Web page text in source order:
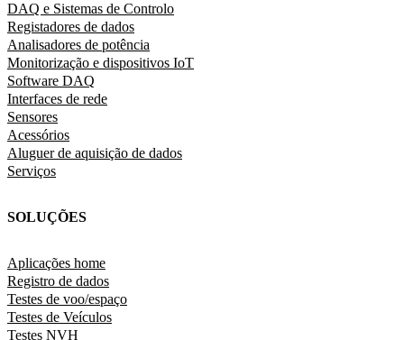
DAQ e Sistemas de Controlo
Registadores de dados
Analisadores de potência
Monitorização e dispositivos IoT
Software DAQ
Interfaces de rede
Sensores
Acessórios
Aluguer de aquisição de dados
Serviços
SOLUÇÕES
Aplicações home
Registro de dados
Testes de voo/espaço
Testes de Veículos
Testes NVH